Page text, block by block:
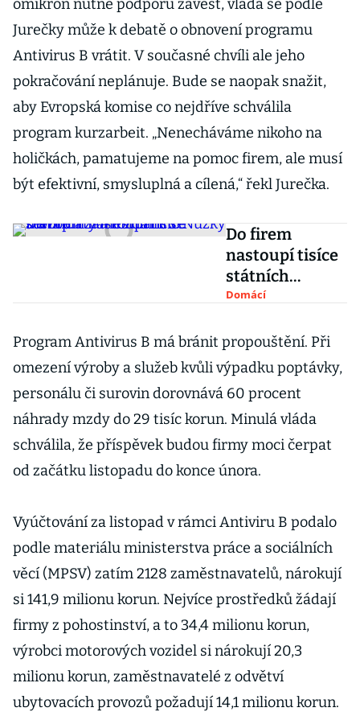
omikron nutné podporu zavést, vláda se podle
Jurečky může k debatě o obnovení programu
Antivirus B vrátit. V současné chvíli ale jeho
pokračování neplánuje. Bude se naopak snažit,
aby Evropská komise co nejdříve schválila
program kurzarbeit. „Nenecháváme nikoho na
holičkách, pamatujeme na pomoc firem, ale musí
být efektivní, smysluplná a cílená,“ řekl Jurečka.
Do firem
nastoupí tisíce
státních
zaměstnanců.
platy a mzdami
se sevřou
Domácí
Program Antivirus B má bránit propouštění. Při
omezení výroby a služeb kvůli výpadku poptávky,
personálu či surovin dorovnává 60 procent
náhrady mzdy do 29 tisíc korun. Minulá vláda
schválila, že příspěvek budou firmy moci čerpat
od začátku listopadu do konce února.
Vyúčtování za listopad v rámci Antiviru B podalo
podle materiálu ministerstva práce a sociálních
věcí (MPSV) zatím 2128 zaměstnavatelů, nárokují
si 141,9 milionu korun. Nejvíce prostředků žádají
firmy z pohostinství, a to 34,4 milionu korun,
výrobci motorových vozidel si nárokují 20,3
milionu korun, zaměstnavatelé z odvětví
ubytovacích provozů požadují 14,1 milionu korun.